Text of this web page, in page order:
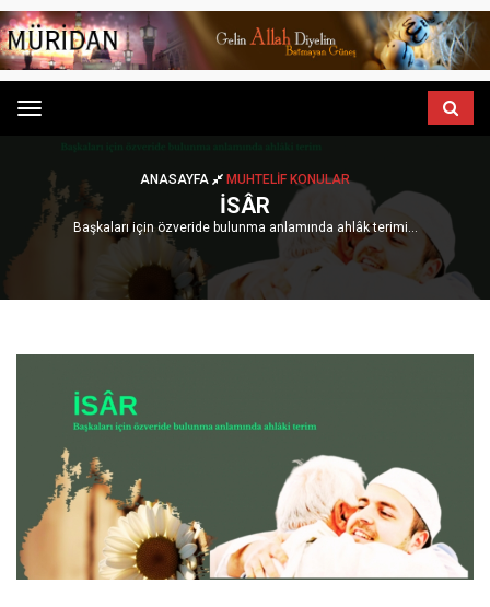
Menu
ANASAYFA MUHTELIF KONULAR
İSÂR
Başkaları için özveride bulunma anlamında ahlâk terimi...